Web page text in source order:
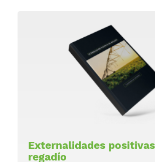
Externalidades
regadío